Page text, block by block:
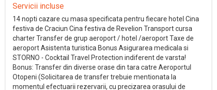
Servicii incluse
14 nopti cazare cu masa specificata pentru fiecare hotel Cina
festiva de Craciun Cina festiva de Revelion Transport cursa
charter Transfer de grup aeroport / hotel /aeroport Taxe de
aeroport Asistenta turistica Bonus Asigurarea medicala si
STORNO - Cocktail Travel Protection indiferent de varsta!
Bonus: Transfer din diverse orase din tara catre Aeroportul
Otopeni (Solicitarea de transfer trebuie mentionata la
momentul efectuarii rezervarii, cu precizarea orasului de